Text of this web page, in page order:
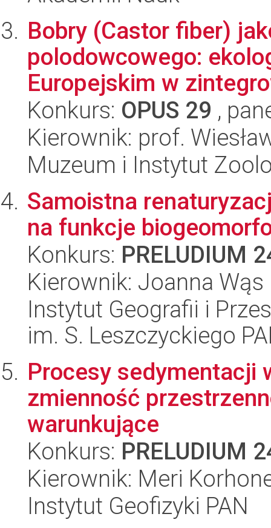
Bobry (Castor fiber)
polodowcowego:
Europejskim w
Konkurs: OPUS 29 ,
Kierownik: prof.
Muzeum i Instytut
Samoistna
na funkcje
Konkurs: PRELUDIUM
Kierownik: Joanna Wąs
Instytut Geografii i
im. S. Leszczyckiego
Procesy sedymentacji
zmienność
warunkujące
Konkurs: PRELUDIUM
Kierownik: Meri
Instytut Geofizyki PAN